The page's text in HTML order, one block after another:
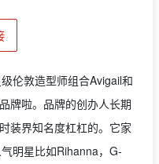
伦敦造型师组合Avigail和
牌啦。品牌的创办人长期
装界知名度杠杠的。它家
明星比如Rihanna，G-